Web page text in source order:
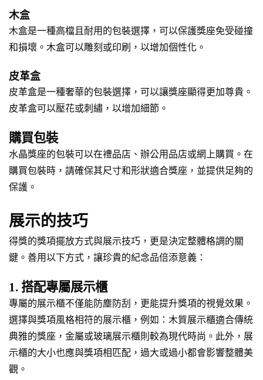
木盒
木盒是一種高檔且耐用的包裝選擇，可以保護獎座免受碰撞
和損壞。木盒可以雕刻或印刷，以增加個性化。
皮革盒
皮革盒是一種奢華的包裝選擇，可以讓獎座顯得更加尊貴。
皮革盒可以壓花或刺繡，以增加細節。
購買包裝
水晶獎座的包裝可以在禮品店、辦公用品店或網上購買。在
購買包裝時，請確保其尺寸和形狀適合獎座，並提供足夠的
保護。
展示的技巧
得獎的獎項擺放方式與展示技巧，更是決定整體格調的關
鍵。善用以下方式，讓珍貴的紀念品倍添意義：
1. 搭配專屬展示櫃
專屬的展示櫃不僅能防塵防刮，更能提升獎項的視覺效果。
選擇與獎項風格相符的展示櫃，例如：木質展示櫃適合傳統
典雅的獎座，金屬或玻璃展示櫃則較為現代時尚。此外，展
示櫃的大小也應與獎項相匹配，過大或過小都會影響整體美
觀。